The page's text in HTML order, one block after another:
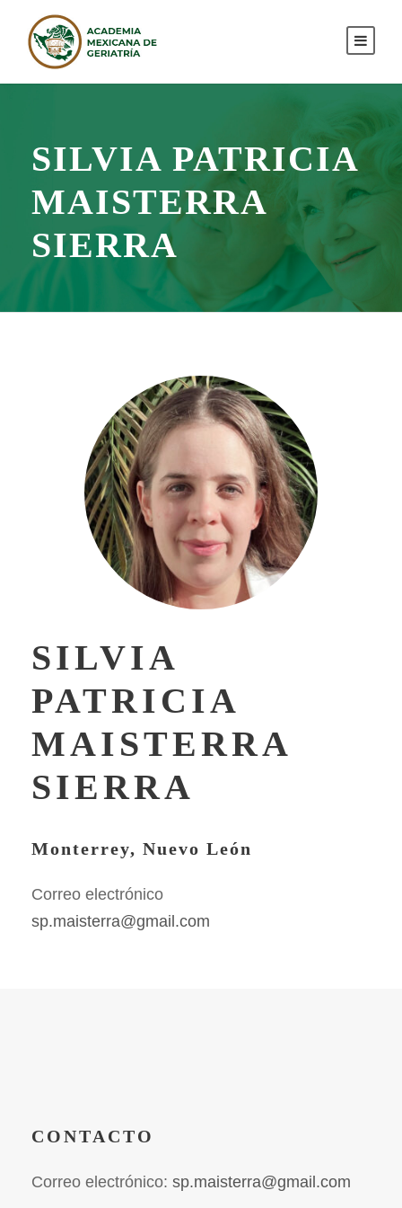
SILVIA PATRICIA
MAISTERRA
SIERRA
SILVIA
PATRICIA
MAISTERRA
SIERRA
Monterrey, Nuevo León
Correo electrónico
sp.maisterra@gmail.com
CONTACTO
Correo electrónico: sp.maisterra@gmail.com